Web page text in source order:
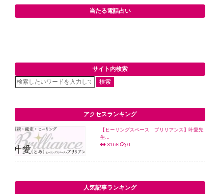
当たる電話占い
サイト内検索
検索
アクセスランキング
【ヒーリングスペース ブリリアンス】叶愛先
生...
3168
0
人気記事ランキング